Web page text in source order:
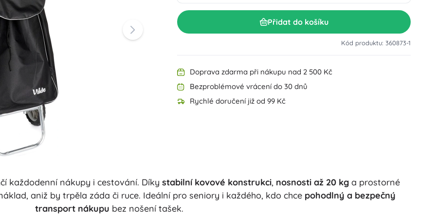
Výbava pro nejmenší
Dekorace
Bezpečnost
Organizace
Noční osvětlení
Doplňky na WC
Škola
Párty
Knihy Hračky do vody
Zahradní osvětlení
Kreslení a psaní
Přidat do košíku
Kód produktu: 360873-1
Doprava zdarma při nákupu nad 2 500 Kč
Bezproblémové vrácení do 30 dnů
Rychlé doručení již od 99 Kč
každodenní nákupy i cestování. Díky stabilní kovové konstrukci, nosnosti až 20 kga prostorné
aniž by trpěla záda či ruce. Ideální pro seniory i každého, kdo chce pohodlný a bezpečný
transport nákupu bez nošení tašek.